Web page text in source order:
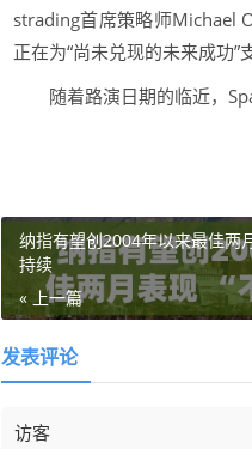
strading首席策略师Michael
正在为“尚未兑现的未来成功”
随着路演日期的临近，
纳指有望创2004年以来最佳两
持续
« 上一篇
发表评论